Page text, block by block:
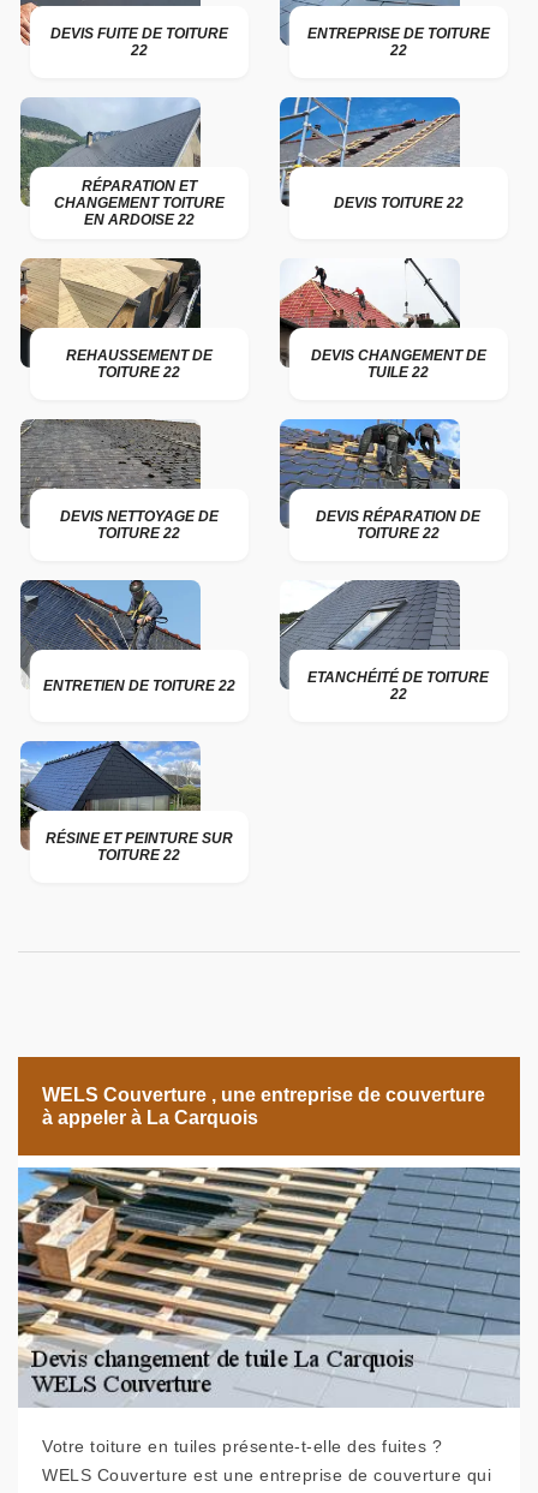
DEVIS FUITE DE TOITURE
22
ENTREPRISE DE TOITURE
22
RÉPARATION ET
CHANGEMENT TOITURE
EN ARDOISE 22
DEVIS TOITURE 22
REHAUSSEMENT DE
TOITURE 22
DEVIS CHANGEMENT DE
TUILE 22
DEVIS NETTOYAGE DE
TOITURE 22
DEVIS RÉPARATION DE
TOITURE 22
ENTRETIEN DE TOITURE 22
ETANCHÉITÉ DE TOITURE
22
RÉSINE ET PEINTURE SUR
TOITURE 22
WELS Couverture , une entreprise de couverture
à appeler à La Carquois
Votre toiture en tuiles présente-t-elle des fuites ?
WELS Couverture est une entreprise de couverture qui